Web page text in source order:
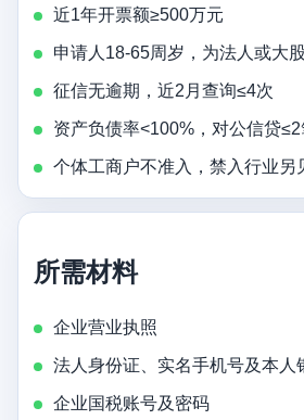
近1年开票额≥500万元
申请人18-65周岁，为法人或大
征信无逾期，近2月查询≤4次
资产负债率<100%，对公信贷≤2
个体工商户不准入，禁入行业另
所需材料
企业营业执照
法人身份证、实名手机号及本人
企业国税账号及密码